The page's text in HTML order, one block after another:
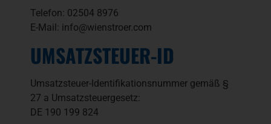
Telefon: 02504 8976
E-Mail: info@wienstroer.com
UMSATZSTEUER-ID
Umsatzsteuer-Identifikationsnummer gemäß §
27 a Umsatzsteuergesetz:
DE 190 199 824